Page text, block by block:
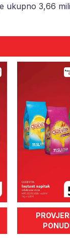
ukupno 3,66